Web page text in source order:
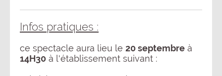
Infos pratiques :
ce spectacle aura lieu le 20 septembre à
14H30 à l'établissement suivant :